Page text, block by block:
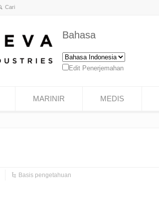
Bahasa
Edit Penerjemahan
MARINIR MEDIS
Basis pengetahuan